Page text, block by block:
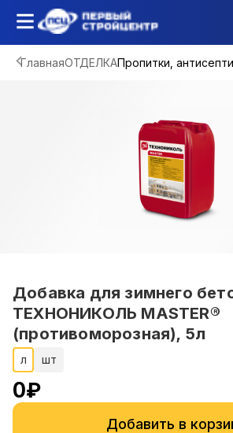
ГлавнаяОТДЕЛКАПропитки,
Добавка для зимнего
ТЕХНОНИКОЛЬ MASTER®
(противоморозная), 5л
л шт
0₽
Добавить в